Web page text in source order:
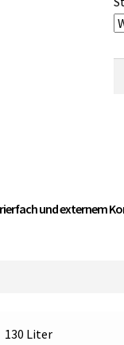
und externem
130 Liter